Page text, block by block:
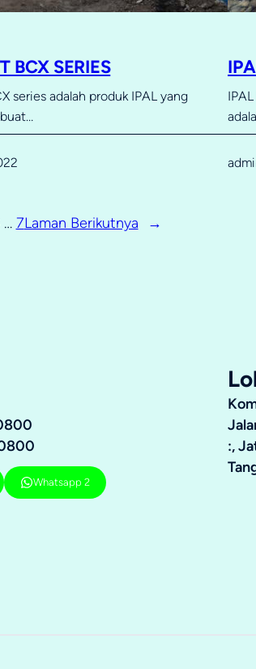
BCX SERIES
series adalah produk IPAL yang
… 7Laman Berikutnya →
Whatsapp 2
:,